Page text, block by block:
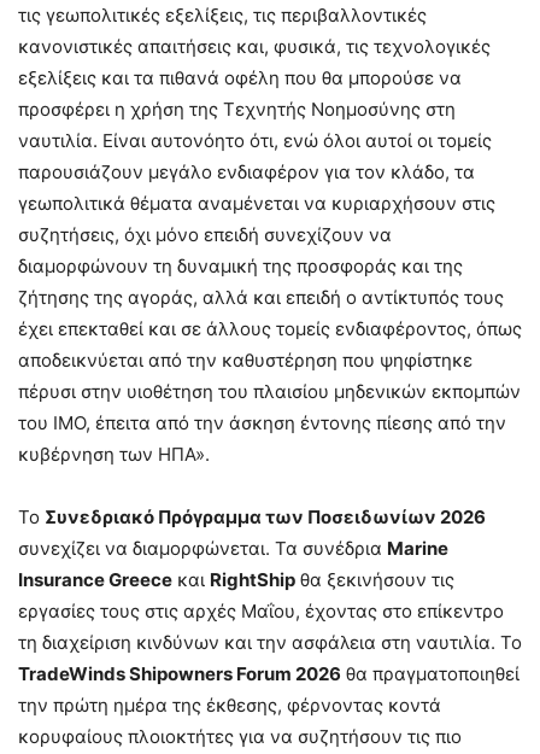
τις γεωπολιτικές εξελίξεις, τις περιβαλλοντικές
κανονιστικές απαιτήσεις και, φυσικά, τις τεχνολογικές
εξελίξεις και τα πιθανά οφέλη που θα μπορούσε να
προσφέρει η χρήση της Τεχνητής Νοημοσύνης στη
ναυτιλία. Είναι αυτονόητο ότι, ενώ όλοι αυτοί οι τομείς
παρουσιάζουν μεγάλο ενδιαφέρον για τον κλάδο, τα
γεωπολιτικά θέματα αναμένεται να κυριαρχήσουν στις
συζητήσεις, όχι μόνο επειδή συνεχίζουν να
διαμορφώνουν τη δυναμική της προσφοράς και της
ζήτησης της αγοράς, αλλά και επειδή ο αντίκτυπός τους
έχει επεκταθεί και σε άλλους τομείς ενδιαφέροντος, όπως
αποδεικνύεται από την καθυστέρηση που ψηφίστηκε
πέρυσι στην υιοθέτηση του πλαισίου μηδενικών εκπομπών
του ΙΜΟ, έπειτα από την άσκηση έντονης πίεσης από την
κυβέρνηση των ΗΠΑ».
Το Συνεδριακό Πρόγραμμα των Ποσειδωνίων 2026
συνεχίζει να διαμορφώνεται. Τα συνέδρια Marine
Insurance Greece και RightShip θα ξεκινήσουν τις
εργασίες τους στις αρχές Μαΐου, έχοντας στο επίκεντρο
τη διαχείριση κινδύνων και την ασφάλεια στη ναυτιλία. Το
TradeWinds Shipowners Forum 2026 θα πραγματοποιηθεί
την πρώτη ημέρα της έκθεσης, φέρνοντας κοντά
κορυφαίους πλοιοκτήτες για να συζητήσουν τις πιο